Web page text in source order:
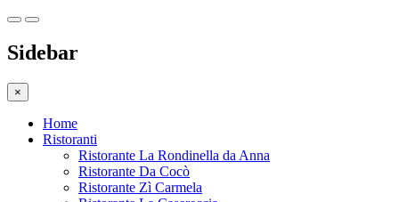
Sidebar
×
Home
Ristoranti
Ristorante La Rondinella da Anna
Ristorante Da Cocò
Ristorante Zì Carmela